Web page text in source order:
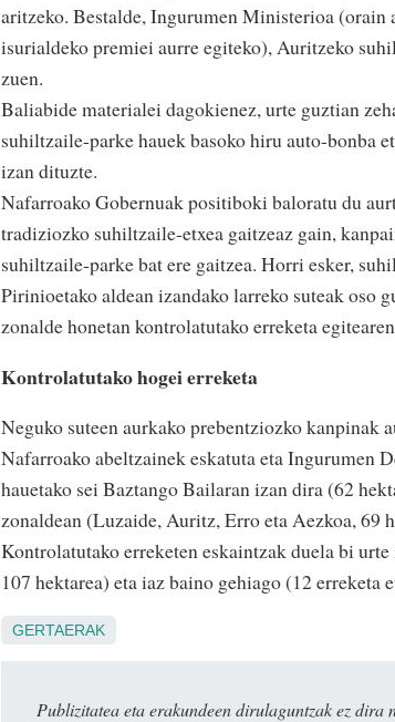
aritzeko. Bestalde, Ingurumen Ministerioa (orain
isurialdeko premiei aurre egiteko), Auritzeko
zuen.
Baliabide materialei dagokienez, urte guztian
suhiltzaile-parke hauek basoko hiru auto-bonba
izan dituzte.
Nafarroako Gobernuak positiboki baloratu du
tradiziozko suhiltzaile-etxea gaitzeaz gain,
suhiltzaile-parke bat ere gaitzea. Horri esker,
Pirinioetako aldean izandako larreko suteak oso
zonalde honetan kontrolatutako erreketa
Kontrolatutako hogei erreketa
Neguko suteen aurkako prebentziozko kanpinak
Nafarroako abeltzainek eskatuta eta Ingurumen
hauetako sei Baztango Bailaran izan dira (62
zonaldean (Luzaide, Auritz, Erro eta Aezkoa, 69
Kontrolatutako erreketen eskaintzak duela bi
107 hektarea) eta iaz baino gehiago (12 erreketa
GERTAERAK
Publizitatea eta erakundeen dirulaguntzak ez